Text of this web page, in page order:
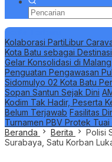
Berita Terbaru
Kolaborasi PartiLibur
Kota Batu sebagai
Gelar Konsolidasi di
Penguatan Pengawasan
Sidomulyo 02 Kota Batu
Sopan Santun Sejak Dini
Kodim Tak Hadir, Peserta
Belum Terjawab Fasilitas
Turnamen PBV Protek
Beranda
Berita
Polisi
Surabaya, Satu Korban